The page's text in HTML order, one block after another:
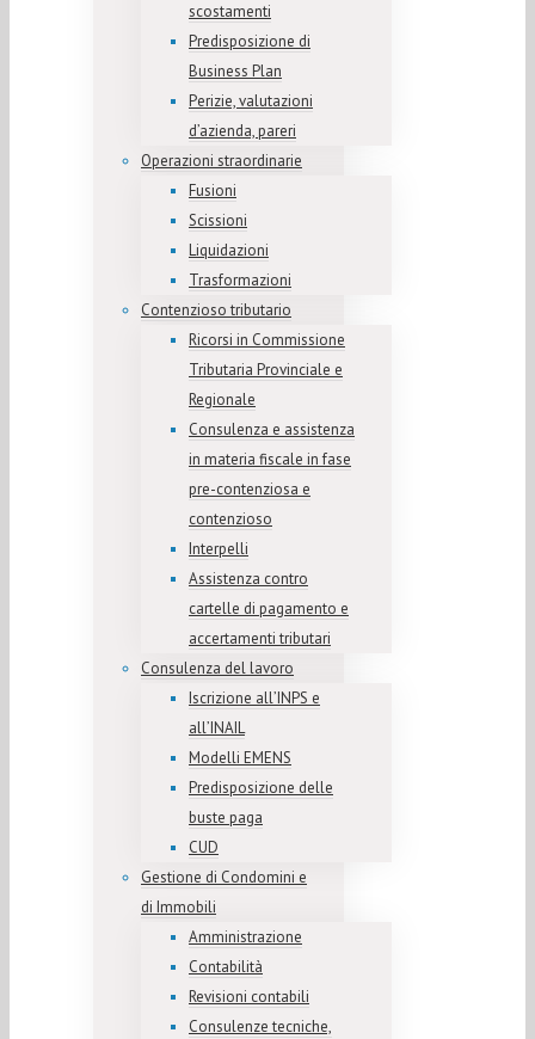
scostamenti
Predisposizione di
Business Plan
Perizie, valutazioni
d’azienda, pareri
Operazioni straordinarie
Fusioni
Scissioni
Liquidazioni
Trasformazioni
Contenzioso tributario
Ricorsi in Commissione
Tributaria Provinciale e
Regionale
Consulenza e assistenza
in materia fiscale in fase
pre-contenziosa e
contenzioso
Interpelli
Assistenza contro
cartelle di pagamento e
accertamenti tributari
Consulenza del lavoro
Iscrizione all’INPS e
all’INAIL
Modelli EMENS
Predisposizione delle
buste paga
CUD
Gestione di Condomini e
di Immobili
Amministrazione
Contabilità
Revisioni contabili
Consulenze tecniche,